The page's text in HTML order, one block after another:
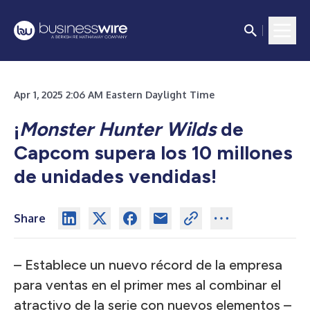
Apr 1, 2025 2:06 AM Eastern Daylight Time
¡Monster Hunter Wildsde
Capcom supera los 10 millones
de unidades vendidas!
Share
– Establece un nuevo récord de la empresa
para ventas en el primer mes al combinar el
atractivo de la serie con nuevos elementos –